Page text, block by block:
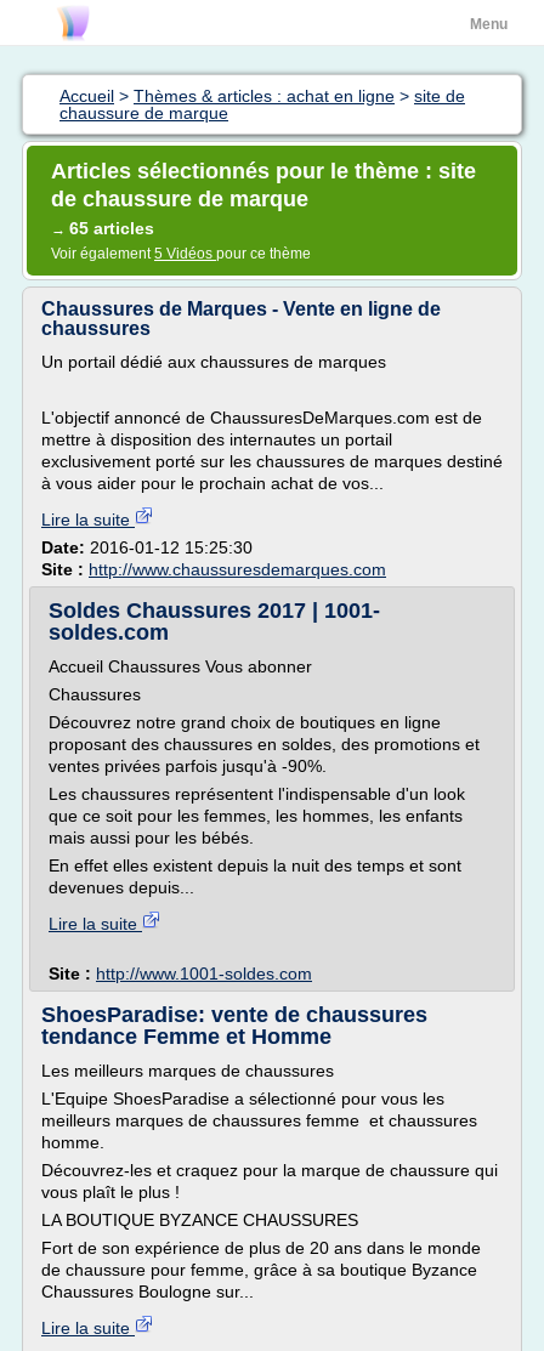
Menu
Accueil > Thèmes & articles : achat en ligne > site de
chaussure de marque
Articles sélectionnés pour le thème : site
de chaussure de marque
→ 65 articles
Voir également5 Vidéos pour ce thème
Chaussures de Marques - Vente en ligne de
chaussures
Un portail dédié aux chaussures de marques
L'objectif annoncé de ChaussuresDeMarques.com est de
mettre à disposition des internautes un portail
exclusivement porté sur les chaussures de marques destiné
à vous aider pour le prochain achat de vos...
Lire la suite
Date: 2016-01-12 15:25:30
Site : http://www.chaussuresdemarques.com
Soldes Chaussures 2017 | 1001-
soldes.com
Accueil Chaussures Vous abonner
Chaussures
Découvrez notre grand choix de boutiques en ligne
proposant des chaussures en soldes, des promotions et
ventes privées parfois jusqu'à -90%.
Les chaussures représentent l'indispensable d'un look
que ce soit pour les femmes, les hommes, les enfants
mais aussi pour les bébés.
En effet elles existent depuis la nuit des temps et sont
devenues depuis...
Lire la suite
Site : http://www.1001-soldes.com
ShoesParadise: vente de chaussures
tendance Femme et Homme
Les meilleurs marques de chaussures
L'Equipe ShoesParadise a sélectionné pour vous les
meilleurs marques de chaussures femme et chaussures
homme.
Découvrez-les et craquez pour la marque de chaussure qui
vous plaît le plus !
LA BOUTIQUE BYZANCE CHAUSSURES
Fort de son expérience de plus de 20 ans dans le monde
de chaussure pour femme, grâce à sa boutique Byzance
Chaussures Boulogne sur...
Lire la suite